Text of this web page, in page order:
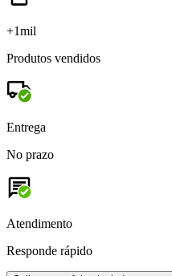
+1mil
Produtos vendidos
Entrega
No prazo
Atendimento
Responde rápido